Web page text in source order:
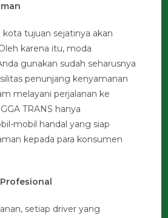
kota tujuan sejatinya akan
karena itu, moda
gunakan sudah seharusnya
penunjang kenyamanan
melayani perjalanan ke
TRANS hanya
mobil handal yang siap
kepada para konsumen
setiap driver yang